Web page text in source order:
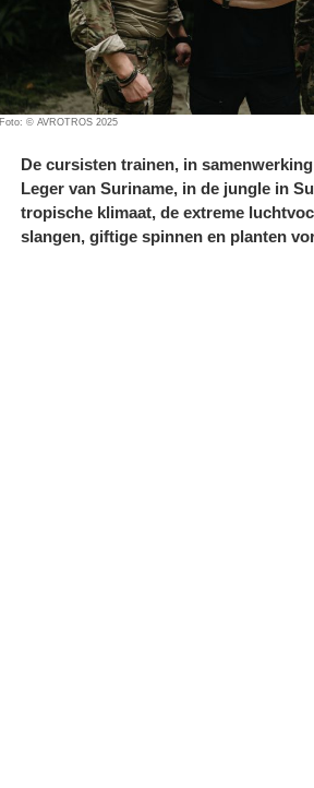
Foto: © AVROTROS 2025
De cursisten trainen, in
Leger van Suriname, in de jungle in
tropische klimaat, de extreme
slangen, giftige spinnen en planten